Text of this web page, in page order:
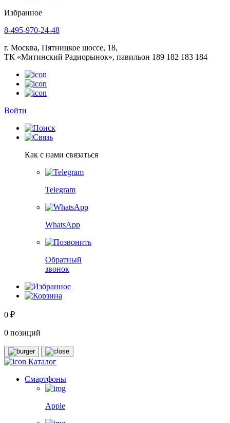
Избранное
8-495-970-24-48
г. Москва, Пятницкое шоссе, 18,
ТК «Митинский Радиорынок», павильон 189 182 183 184
Войти
Как с нами связаться
Telegram
WhatsApp
Обратный
звонок
0 ₽
0 позиций
Каталог
Смартфоны
Apple